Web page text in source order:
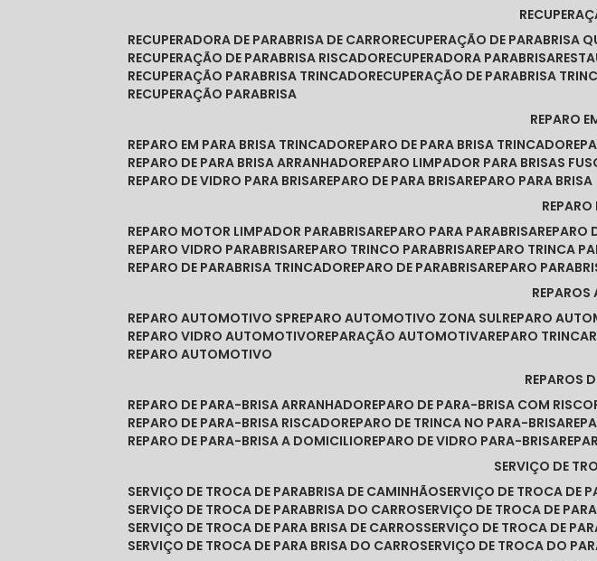
RECUPERADORA DE PARABRISA DE CARRO RECUPERAÇÃO DE PARABRISA
RECUPERAÇÃO DE PARABRISA RISCADO RECUPERADORA PARABRISA
RECUPERAÇÃO PARABRISA TRINCADO RECUPERAÇÃO DE PARABRISA
RECUPERAÇÃO PARABRISA
REPARO
REPARO EM PARA BRISA TRINCADO REPARO DE PARA BRISA TRINCADO
REPARO DE PARA BRISA ARRANHADO REPARO LIMPADOR PARA BRISAS
REPARO DE VIDRO PARA BRISA REPARO DE PARA BRISA REPARO PARA BRISA
REPARO MOTOR LIMPADOR PARABRISA REPARO PARA PARABRISA
REPARO VIDRO PARABRISA REPARO TRINCO PARABRISA REPARO TRINCA
REPARO DE PARABRISA TRINCADO REPARO DE PARABRISA REPARO
REPARO AUTOMOTIVO SP REPARO AUTOMOTIVO ZONA SUL REPARO
REPARO VIDRO AUTOMOTIVO REPARAÇÃO AUTOMOTIVA REPARO TRINCA
REPARO AUTOMOTIVO
REPAROS
REPARO DE PARA-BRISA ARRANHADO REPARO DE PARA-BRISA COM RISCO
REPARO DE PARA-BRISA RISCADO REPARO DE TRINCA NO PARA-BRISA
REPARO DE PARA-BRISA A DOMICILIO REPARO DE VIDRO PARA-BRISA
SERVIÇO DE
SERVIÇO DE TROCA DE PARABRISA DE CAMINHÃO SERVIÇO DE TROCA DE
SERVIÇO DE TROCA DE PARABRISA DO CARRO SERVIÇO DE TROCA DE
SERVIÇO DE TROCA DE PARA BRISA DE CARROS SERVIÇO DE TROCA DE
SERVIÇO DE TROCA DE PARA BRISA DO CARRO SERVIÇO DE TROCA DO